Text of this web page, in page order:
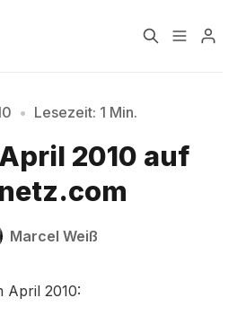
Über
mindestens 3 Zeichen ein
• Lesezeit: 1 Min.
2010 auf
Marcel Weiß
April 2010: